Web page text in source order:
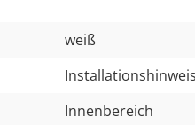
weiß
Innenbereich